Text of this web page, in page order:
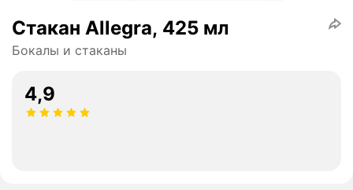
Стакан Allegra, 425 мл
Бокалы и стаканы
4,9